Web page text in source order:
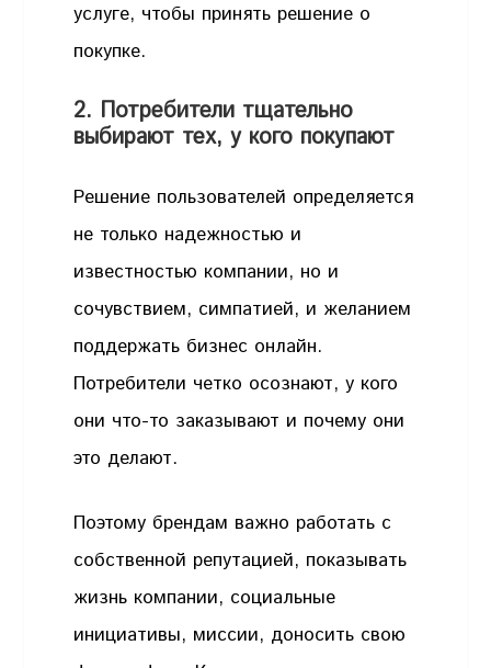
услуге, чтобы принять решение о
покупке.
2. Потребители тщательно
выбирают тех, у кого покупают
Решение пользователей определяется
не только надежностью и
известностью компании, но и
сочувствием, симпатией, и желанием
поддержать бизнес онлайн.
Потребители четко осознают, у кого
они что-то заказывают и почему они
это делают.
Поэтому брендам важно работать с
собственной репутацией, показывать
жизнь компании, социальные
инициативы, миссии, доносить свою